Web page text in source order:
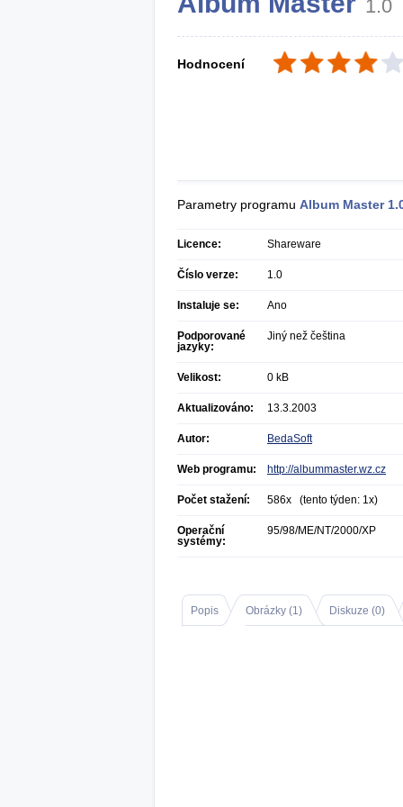
1.0
Hodnocení
Parametry programu Album Master
Licence: Shareware
Číslo verze: 1.0
Instaluje se: Ano
Podporované
jazyky:
Jiný než čeština
Velikost: 0 kB
Aktualizováno: 13.3.2003
Autor: BedaSoft
Web programu: http://albummaster.wz.cz
Počet stažení: 586x (tento týden: 1x)
Operační
systémy:
95/98/ME/NT/2000/XP
Popis Obrázky (1) Diskuze (0)